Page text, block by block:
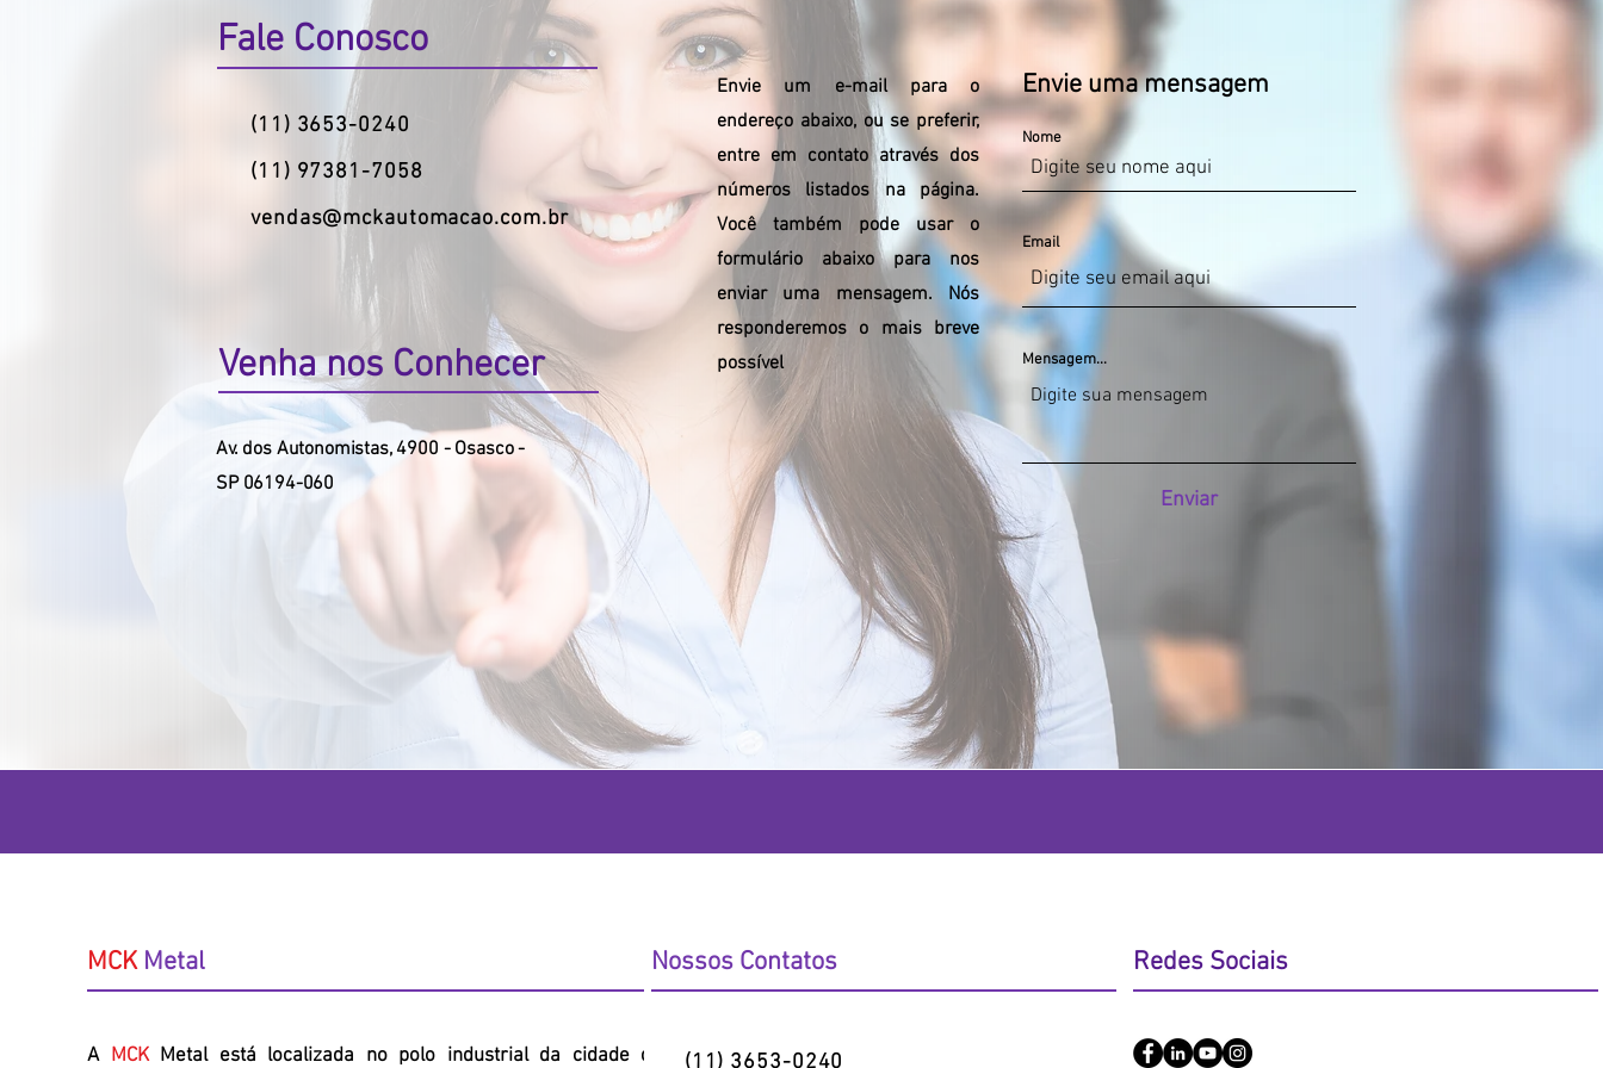
Fale Conosco
(11) 3653-0240
(11) 97381-7058
vendas@mckautomacao.com.br
Venha nos Conhecer
​Av. dos Autonomistas, 4900 - Osasco -
SP 06194-060
Envie um e-mail para o
endereço abaixo, ou se preferir,
entre em contato através dos
números listados na página.
Você também pode usar o
formulário abaixo para nos
enviar uma mensagem. Nós
responderemos o mais breve
possível
Envie uma mensagem
Nome
Email
Mensagem...
Enviar
MCK Metal
A MCKMetal está localizada no polo industrial da cidade de
Nossos Contatos
(11) 3653-0240
Redes Sociais